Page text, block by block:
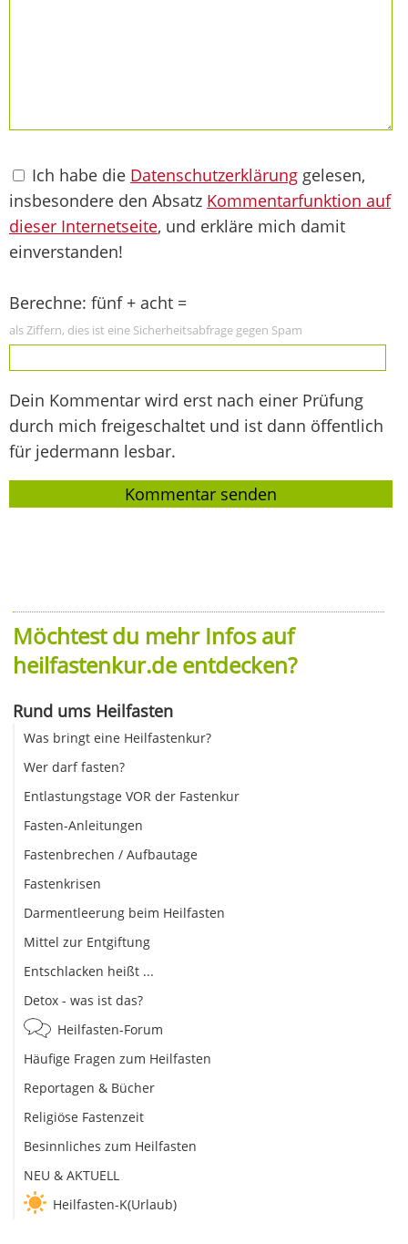
Ich habe die Datenschutzerklärung gelesen,
insbesondere den Absatz Kommentarfunktion auf
dieser Internetseite, und erkläre mich damit
einverstanden!
Berechne: fünf + acht =
als Ziffern, dies ist eine Sicherheitsabfrage gegen Spam
Dein Kommentar wird erst nach einer Prüfung
durch mich freigeschaltet und ist dann öffentlich
für jedermann lesbar.
Möchtest du mehr Infos auf
heilfastenkur.de entdecken?
Rund ums Heilfasten
Was bringt eine Heilfastenkur?
Wer darf fasten?
Entlastungstage VOR der Fastenkur
Fasten-Anleitungen
Fastenbrechen / Aufbautage
Fastenkrisen
Darmentleerung beim Heilfasten
Mittel zur Entgiftung
Entschlacken heißt ...
Detox - was ist das?
Heilfasten-Forum
Häufige Fragen zum Heilfasten
Reportagen & Bücher
Religiöse Fastenzeit
Besinnliches zum Heilfasten
NEU & AKTUELL
Heilfasten-K(Urlaub)